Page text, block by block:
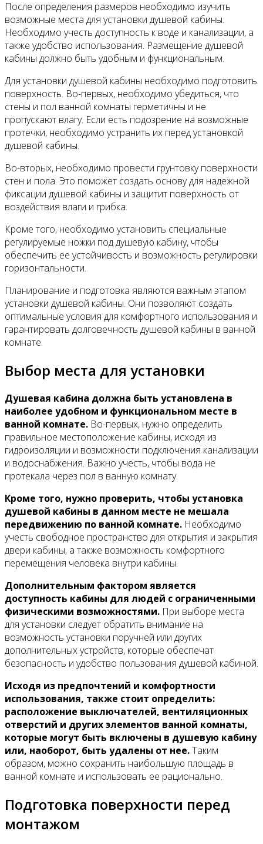
После определения размеров необходимо изучить
возможные места для установки душевой кабины.
Необходимо учесть доступность к воде и канализации, а
также удобство использования. Размещение душевой
кабины должно быть удобным и функциональным.
Для установки душевой кабины необходимо подготовить
поверхность. Во-первых, необходимо убедиться, что
стены и пол ванной комнаты герметичны и не
пропускают влагу. Если есть подозрение на возможные
протечки, необходимо устранить их перед установкой
душевой кабины.
Во-вторых, необходимо провести грунтовку поверхности
стен и пола. Это поможет создать основу для надежной
фиксации душевой кабины и защитит поверхность от
воздействия влаги и грибка.
Кроме того, необходимо установить специальные
регулируемые ножки под душевую кабину, чтобы
обеспечить ее устойчивость и возможность регулировки
горизонтальности.
Планирование и подготовка являются важным этапом
установки душевой кабины. Они позволяют создать
оптимальные условия для комфортного использования и
гарантировать долговечность душевой кабины в ванной
комнате.
Выбор места для установки
Душевая кабина должна быть установлена в
наиболее удобном и функциональном месте в
ванной комнате. Во-первых, нужно определить
правильное местоположение кабины, исходя из
гидроизоляции и возможности подключения канализации
и водоснабжения. Важно учесть, чтобы вода не
протекала через пол в ванную комнату.
Кроме того, нужно проверить, чтобы установка
душевой кабины в данном месте не мешала
передвижению по ванной комнате. Необходимо
учесть свободное пространство для открытия и закрытия
двери кабины, а также возможность комфортного
перемещения человека внутри кабины.
Дополнительным фактором является
доступность кабины для людей с ограниченными
физическими возможностями. При выборе места
для установки следует обратить внимание на
возможность установки поручней или других
дополнительных устройств, которые обеспечат
безопасность и удобство пользования душевой кабиной.
Исходя из предпочтений и комфортности
использования, также стоит определить:
расположение выключателей, вентиляционных
отверстий и других элементов ванной комнаты,
которые могут быть включены в душевую кабину
или, наоборот, быть удалены от нее.Таким
образом, можно сохранить наибольшую площадь в
ванной комнате и использовать ее рационально.
Подготовка поверхности перед
монтажом